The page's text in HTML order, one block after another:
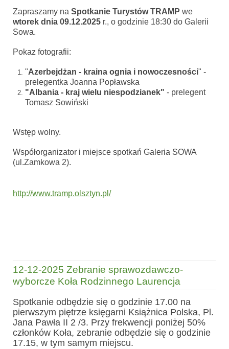
Zapraszamy na Spotkanie Turystów TRAMP we
wtorek dnia 09.12.2025 r., o godzinie 18:30 do Galerii
Sowa.
Pokaz fotografii:
"Azerbejdżan - kraina ognia i nowoczesności" -
prelegentka Joanna Popławska
"Albania - kraj wielu niespodzianek" - prelegent
Tomasz Sowiński
Wstęp wolny.
Współorganizator i miejsce spotkań Galeria SOWA
(ul.Zamkowa 2).
http://www.tramp.olsztyn.pl/
12-12-2025 Zebranie sprawozdawczo-
wyborcze Koła Rodzinnego Laurencja
Spotkanie odbędzie się o godzinie 17.00 na
pierwszym piętrze księgarni Książnica Polska, Pl.
Jana Pawła II 2 /3. Przy frekwencji poniżej 50%
członków Koła, zebranie odbędzie się o godzinie
17.15, w tym samym miejscu.